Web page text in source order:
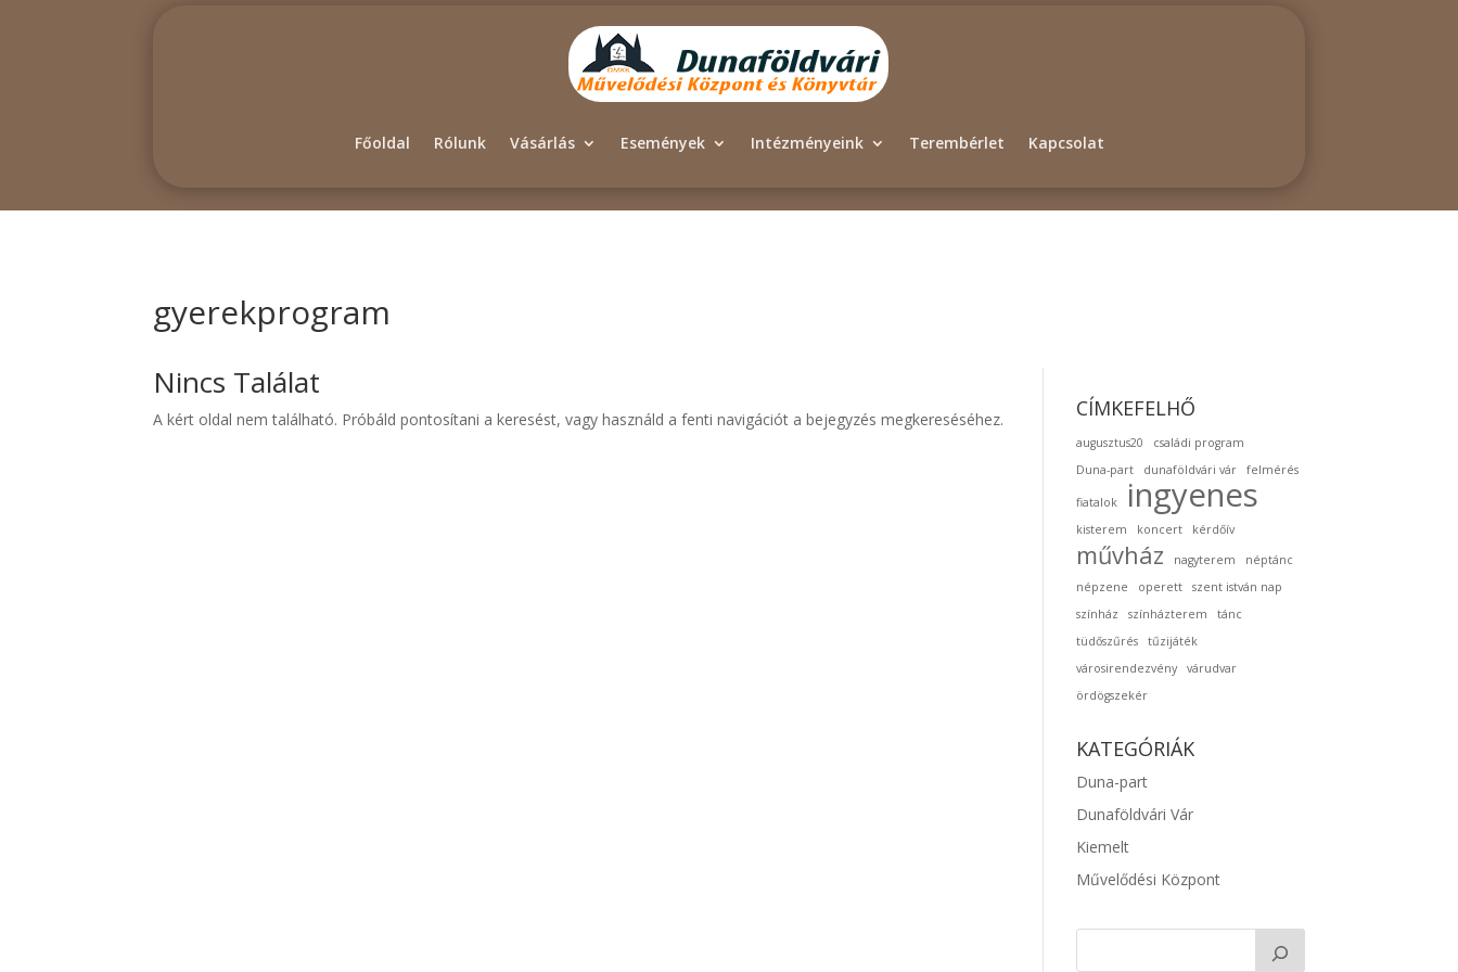
Főoldal Rólunk Vásárlás Események Intézményeink Terembérlet Kapcsolat
gyerekprogram
Nincs Találat
A kért oldal nem található. Próbáld pontosítani a keresést, vagy használd a fenti navigációt a bejegyzés megkereséséhez. CÍMKEFELHŐ
augusztus20
családi program
Duna-part
dunaföldvári vár felmérés
fiatalok ingyenes
kisterem koncert kérdőív
művház nagyterem
néptánc
népzene
operett
szent istván nap
színház
színházterem
tánc
tüdőszűrés
tűzijáték
városirendezvény
várudvar
ördögszekér
KATEGÓRIÁK
Duna-part
Dunaföldvári Vár
Kiemelt
Művelődési Központ